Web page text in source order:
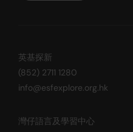
英基探新
(852) 2711 1280
info@esfexplore.org.hk
灣仔語言及學習中心